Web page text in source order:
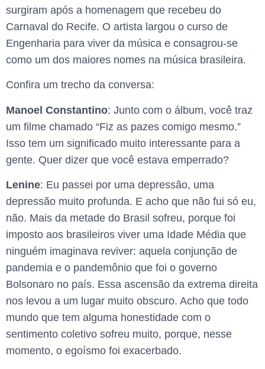
surgiram após a homenagem que recebeu do
Carnaval do Recife. O artista largou o curso de
Engenharia para viver da música e consagrou-se
como um dos maiores nomes na música brasileira.
Confira um trecho da conversa:
Manoel Constantino: Junto com o álbum, você traz
um filme chamado “Fiz as pazes comigo mesmo.”
Isso tem um significado muito interessante para a
gente. Quer dizer que você estava emperrado?
Lenine: Eu passei por uma depressão, uma
depressão muito profunda. E acho que não fui só eu,
não. Mais da metade do Brasil sofreu, porque foi
imposto aos brasileiros viver uma Idade Média que
ninguém imaginava reviver: aquela conjunção de
pandemia e o pandemônio que foi o governo
Bolsonaro no país. Essa ascensão da extrema direita
nos levou a um lugar muito obscuro. Acho que todo
mundo que tem alguma honestidade com o
sentimento coletivo sofreu muito, porque, nesse
momento, o egoísmo foi exacerbado.